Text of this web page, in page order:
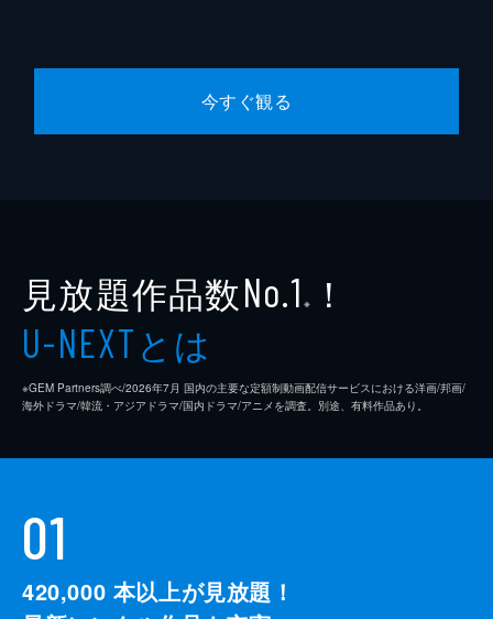
今すぐ観る
見放題作品数No.1 ※ ！
U-NEXTとは
※GEM Partners調べ/2026年7⽉ 国内の主要な定額制動画配信サービスにおける洋画/邦画/
海外ドラマ/韓流・アジアドラマ/国内ドラマ/アニメを調査。別途、有料作品あり。
01
420,000 本以上が見放題！